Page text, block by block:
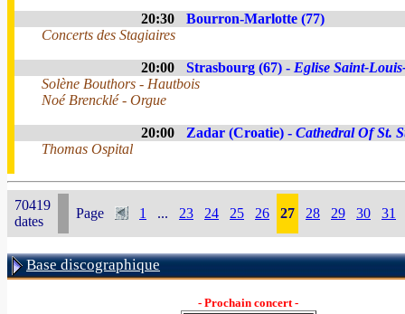
20:30
Bourron-Marlotte (77)
Concerts des Stagiaires
20:00 Strasbourg (67) - Eglise Saint-
Solène Bouthors - Hautbois
Noé Brencklé - Orgue
20:00 Zadar (Croatie) - Cathedral Of St.
Thomas Ospital
70419
dates
Page 1 ... 23 24 25 26 27 28 29 30 31
Base discographique
- Prochain concert -